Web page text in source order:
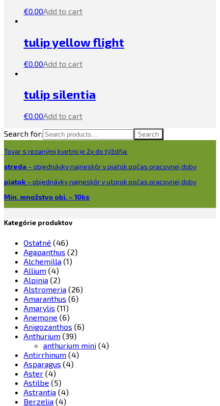
€0.00Add to cart
tulip yellow flight
€0.00Add to cart
tulip silentia
€0.00Add to cart
Search for:
Search
Tovar s rezanými kvetmi je 2x do týždňa:
streda – objednávky najneskôr v piatok počas pracovnej doby
piatok – objednávky najneskôr v utorok počas pracovnej doby
Min. množstvo obj. – 10ks
Kategórie produktov
Ostatné (46)
Agapanthus (2)
Alchemilla (1)
Allium (4)
Alpinia (2)
Alstromeria (26)
Amaranthus (6)
Amarylis (11)
Anemone (6)
Anigozanthos (6)
Anthurium (39)
anthurium mini (4)
Antirrhinum (4)
Asparagus (4)
Aster (4)
Astilbe (5)
Astrantia (4)
Berzelia (4)